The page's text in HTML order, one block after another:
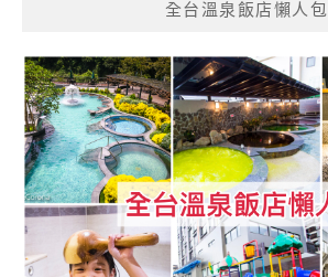
全台溫泉飯店懶人包